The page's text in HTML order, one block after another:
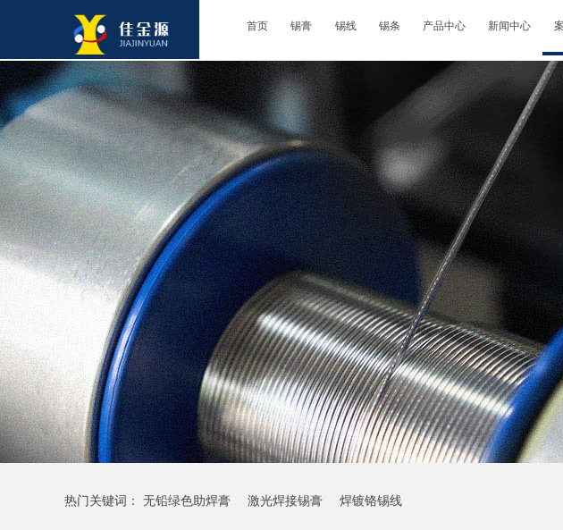
首页 锡膏 锡线 锡条 产品中心 新闻中心
热门关键词： 无铅绿色助焊膏 激光焊接锡膏 焊镀铬锡线